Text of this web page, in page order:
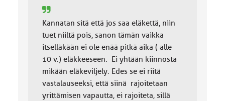
Kannatan sitä että jos saa eläkettä, niin
tuet niiltä pois, sanon tämän vaikka
itselläkään ei ole enää pitkä aika ( alle
10 v.) eläkkeeseen. Ei yhtään kiinnosta
mikään eläkeviljely. Edes se ei riitä
vastalauseeksi, että siinä rajoitetaan
yrittämisen vapautta, ei rajoiteta, sillä